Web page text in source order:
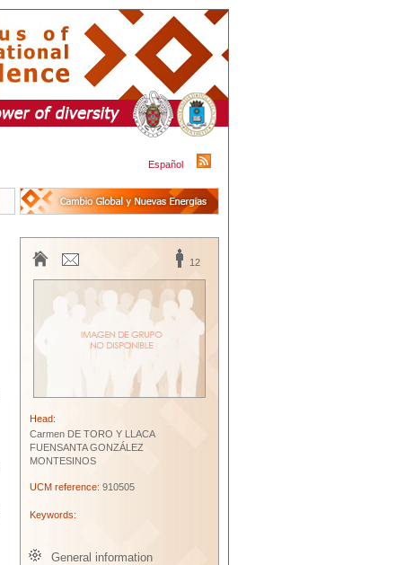
Español
12
Head:
Carmen DE TORO Y LLACA
FUENSANTA GONZÁLEZ
MONTESINOS
UCM reference: 910505
Keywords:
General information